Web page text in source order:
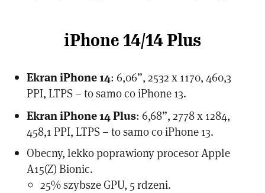
iPhone 14/14 Plus
Ekran iPhone 14: 6,06”, 2532 x 1170, 460,3
PPI, LTPS – to samo co iPhone 13.
Ekran iPhone 14 Plus: 6,68”, 2778 x 1284,
458,1 PPI, LTPS – to samo co iPhone 13.
Obecny, lekko poprawiony procesor Apple
A15(Z) Bionic.
25% szybsze GPU, 5 rdzeni.